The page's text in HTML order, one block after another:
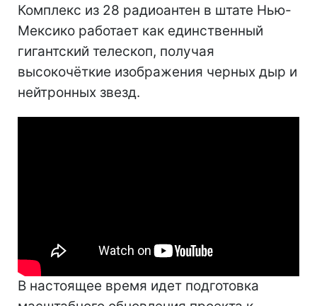
Комплекс из 28 радиоантен в штате Нью-
Мексико работает как единственный
гигантский телескоп, получая
высокочёткие изображения черных дыр и
нейтронных звезд.
В настоящее время идет подготовка